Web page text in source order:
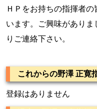
ＨＰをお持ちの指揮者
います。ご興味がありま
りご連絡下さい。
これからの野澤 正寛
登録はありません